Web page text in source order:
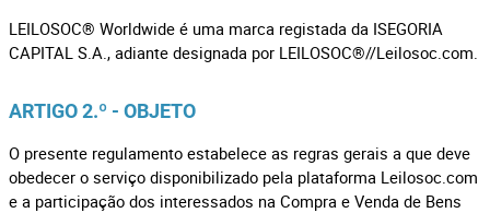
LEILOSOC® Worldwide é uma marca registada da ISEGORIA
CAPITAL S.A., adiante designada por LEILOSOC®//Leilosoc.com.
ARTIGO 2.º - OBJETO
O presente regulamento estabelece as regras gerais a que deve
obedecer o serviço disponibilizado pela plataforma Leilosoc.com
e a participação dos interessados na Compra e Venda de Bens